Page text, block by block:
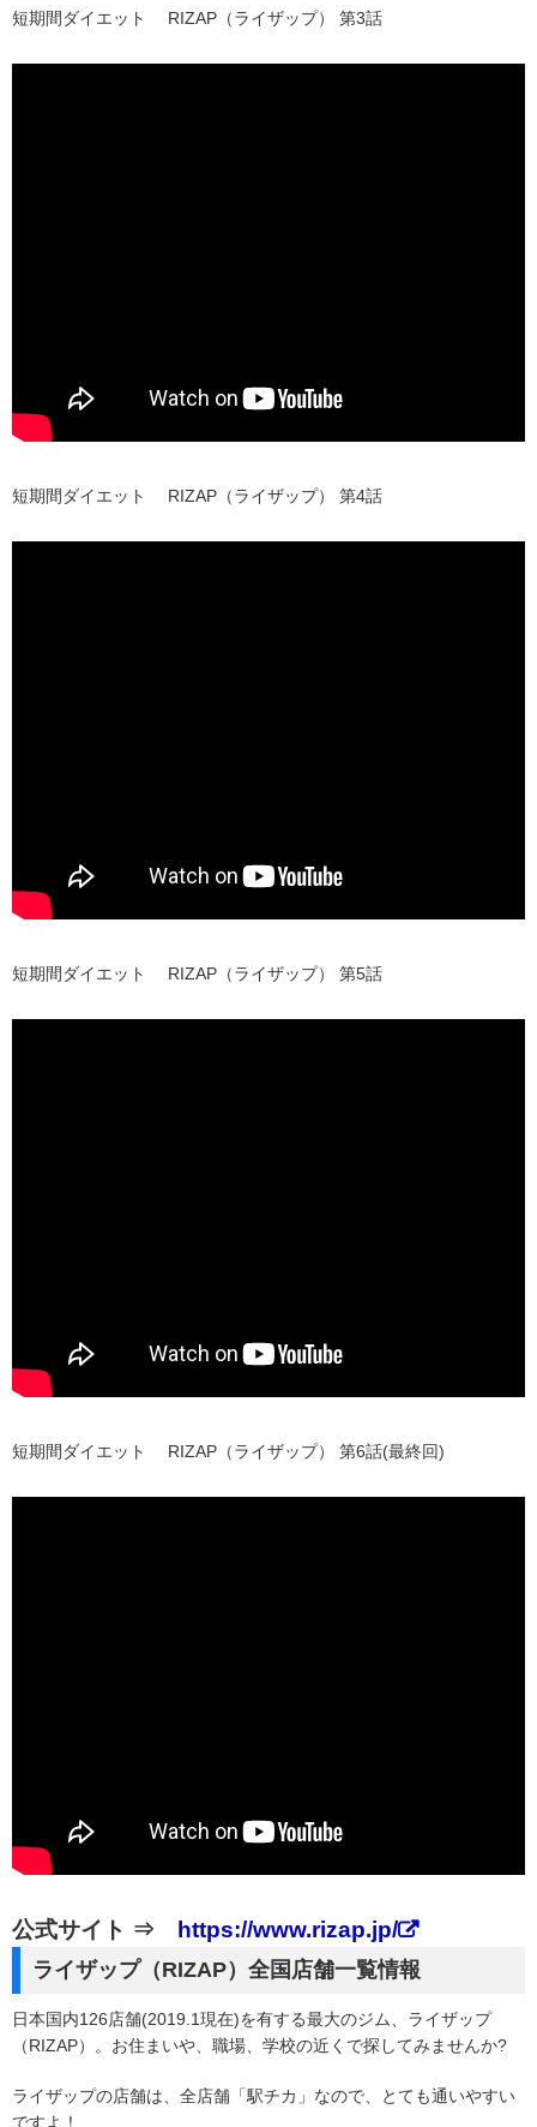
短期間ダイエット RIZAP（ライザップ） 第3話
短期間ダイエット RIZAP（ライザップ） 第4話
短期間ダイエット RIZAP（ライザップ） 第5話
短期間ダイエット RIZAP（ライザップ） 第6話(最終回)
公式サイト ⇒ https://www.rizap.jp/
ライザップ（RIZAP）全国店舗一覧情報
日本国内126店舗(2019.1現在)を有する最大のジム、ライザップ
（RIZAP）。お住まいや、職場、学校の近くで探してみませんか?
ライザップの店舗は、全店舗「駅チカ」なので、とても通いやすい
ですよ！